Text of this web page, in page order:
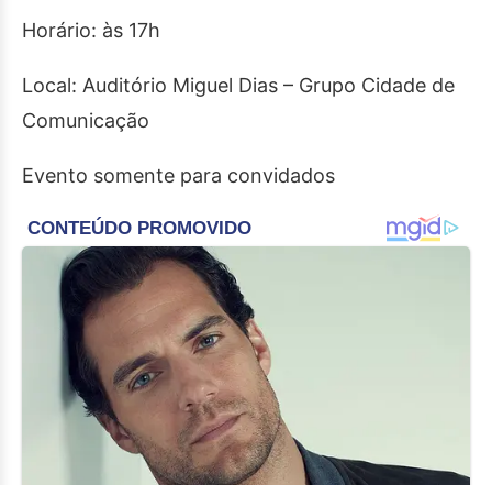
Horário: às 17h
Local: Auditório Miguel Dias – Grupo Cidade de
Comunicação
Evento somente para convidados